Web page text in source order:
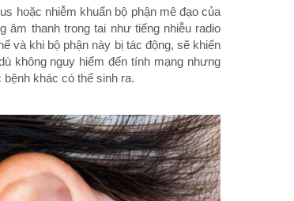
hoặc nhiễm khuẩn bộ phận mê đạo của
âm thanh trong tai như tiếng nhiễu radio
và khi bộ phận này bị tác động, sẽ khiến
không nguy hiểm đến tính mạng nhưng
khác có thể sinh ra.